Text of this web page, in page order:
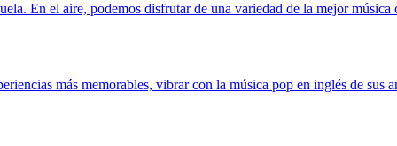
En el aire, podemos disfrutar de una variedad de la mejor
más memorables, vibrar con la música pop en inglés de sus